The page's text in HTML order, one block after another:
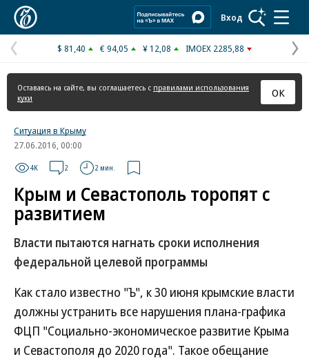
Вход
Предыдущая
страница
$ 81,40 € 94,05 ¥ 12,08 IMOEX 2285,88
Оставаясь на сайте, вы соглашаетесь с правилами использования
куки
ОК
Ситуация в Крыму
27.06.2016, 00:00
4K 2 2 мин.
Крым и Севастополь торопят с
развитием
Власти пытаются нагнать сроки исполнения
федеральной целевой программы
Как стало известно "Ъ", к 30 июня крымские власти
должны устранить все нарушения плана-графика
ФЦП "Социально-экономическое развитие Крыма
и Севастополя до 2020 года". Такое обещание